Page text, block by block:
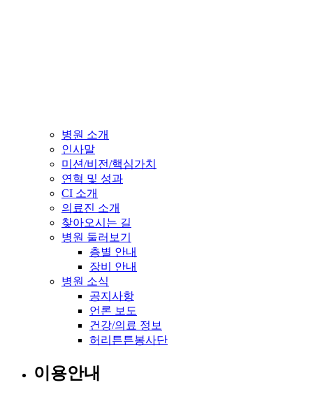
병원 소개
인사말
미션/비전/핵심가치
연혁 및 성과
CI 소개
의료진 소개
찾아오시는 길
병원 둘러보기
층별 안내
장비 안내
병원 소식
공지사항
언론 보도
건강/의료 정보
허리튼튼봉사단
이용안내